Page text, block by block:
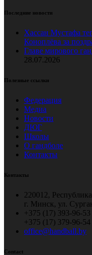
Последние новости
Хассан Мустафа
Коноплёва за
Главе мирового
28.07.2026
Полезные ссылки
Федерация
Медиа
Новости
ДЮГ
Школы
О гандболе
Контакты
Контакты
220012,
г. Минск, ул.
+375 (17) 393-96-53
+375 (17) 379-96-54
office@handball.by
Contact